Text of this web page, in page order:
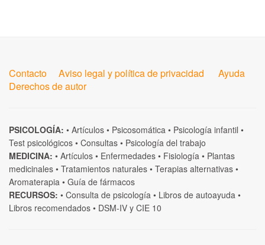
Contacto Aviso legal y política de privacidad
Ayuda
Derechos de autor
PSICOLOGÍA: • Artículos • Psicosomática • Psicología infantil •
Test psicológicos • Consultas • Psicología del trabajo
MEDICINA: • Artículos • Enfermedades • Fisiología • Plantas
medicinales • Tratamientos naturales • Terapias alternativas •
Aromaterapia • Guía de fármacos
RECURSOS: • Consulta de psicología • Libros de autoayuda •
Libros recomendados • DSM-IV y CIE 10